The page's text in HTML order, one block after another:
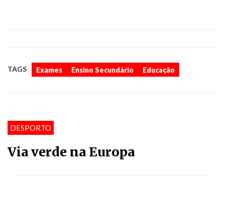
TAGS Exames Ensino Secundário Educação
DESPORTO
Via verde na Europa